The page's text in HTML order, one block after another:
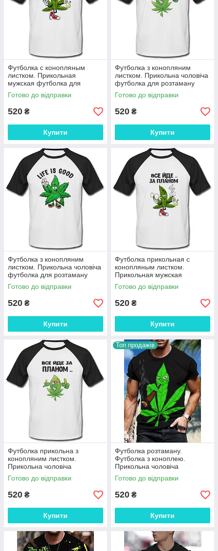
Футболка с конопляным
листком. Прикольная
мужская футболка для
растамана
Готово до відправки
520 ₴
Купити
Футболка з конопляним
листком. Прикольна чоловіча
футболка для розтаману
Готово до відправки
520 ₴
Купити
Футболка з конопляним
листком. Прикольна чоловіча
футболка для розтаману
Готово до відправки
520 ₴
Купити
Футболка прикольная с
конопляным листком.
Прикольная мужская
футболка для растамана
Готово до відправки
520 ₴
Купити
Футболка прикольна з
конопляним листком.
Прикольна чоловіча
футболка для розтаману
Готово до відправки
520 ₴
Купити
Топ продажів
Футболка розтаману.
Футболка з коноплею.
Прикольна чоловіча
футболка з листом конопель
Готово до відправки
520 ₴
Купити